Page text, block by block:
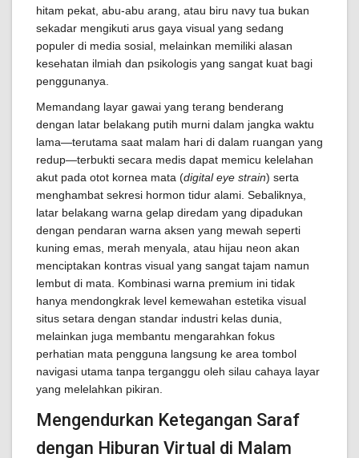
hitam pekat, abu-abu arang, atau biru navy tua bukan
sekadar mengikuti arus gaya visual yang sedang
populer di media sosial, melainkan memiliki alasan
kesehatan ilmiah dan psikologis yang sangat kuat bagi
penggunanya.
Memandang layar gawai yang terang benderang
dengan latar belakang putih murni dalam jangka waktu
lama—terutama saat malam hari di dalam ruangan yang
redup—terbukti secara medis dapat memicu kelelahan
akut pada otot kornea mata (digital eye strain) serta
menghambat sekresi hormon tidur alami. Sebaliknya,
latar belakang warna gelap diredam yang dipadukan
dengan pendaran warna aksen yang mewah seperti
kuning emas, merah menyala, atau hijau neon akan
menciptakan kontras visual yang sangat tajam namun
lembut di mata. Kombinasi warna premium ini tidak
hanya mendongkrak level kemewahan estetika visual
situs setara dengan standar industri kelas dunia,
melainkan juga membantu mengarahkan fokus
perhatian mata pengguna langsung ke area tombol
navigasi utama tanpa terganggu oleh silau cahaya layar
yang melelahkan pikiran.
Mengendurkan Ketegangan Saraf
dengan Hiburan Virtual di Malam